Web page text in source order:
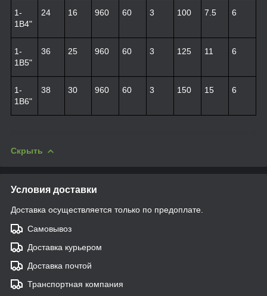
1-
1B4"
24 16 960 60 3 100 7.5 6
1-
1B5"
36 25 960 60 3 125 11 6
1-
1B6"
38 30 960 60 3 150 15 6
Скрыть
Условия доставки
Доставка осуществляется только по предоплате.
Самовывоз
Доставка курьером
Доставка почтой
Транспортная компания